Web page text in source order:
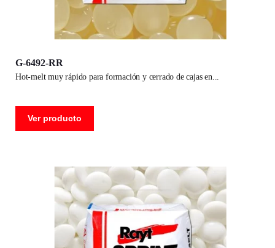
G-6492-RR
hot-melt muy rápido para formación y cerrado de cajas en
Ver producto